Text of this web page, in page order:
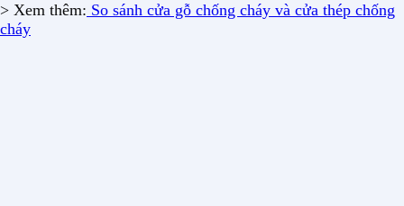
> Xem thêm: So sánh cửa gỗ chống cháy và cửa thép chống
cháy